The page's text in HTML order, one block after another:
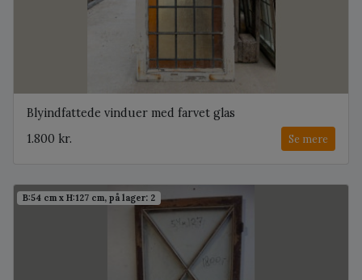
Blyindfattede vinduer med farvet glas
1.800 kr.
Se mere
B:54 cm x H:127 cm, på lager: 2